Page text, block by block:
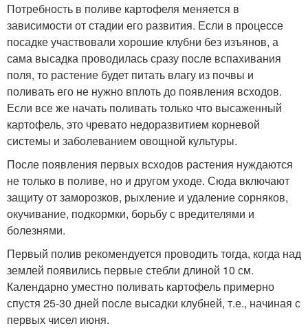
Потребность в поливе картофеля меняется в
зависимости от стадии его развития. Если в процессе
посадке участвовали хорошие клубни без изъянов, а
сама высадка проводилась сразу после вспахивания
поля, то растение будет питать влагу из почвы и
поливать его не нужно вплоть до появления всходов.
Если все же начать поливать только что высаженный
картофель, это чревато недоразвитием корневой
системы и заболеванием овощной культуры.
После появления первых всходов растения нуждаются
не только в поливе, но и другом уходе. Сюда включают
защиту от заморозков, рыхление и удаление сорняков,
окучивание, подкормки, борьбу с вредителями и
болезнями.
Первый полив рекомендуется проводить тогда, когда над
землей появились первые стебли длиной 10 см.
Календарно уместно поливать картофель примерно
спустя 25-30 дней после высадки клубней, т.е., начиная с
первых чисел июня.